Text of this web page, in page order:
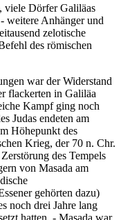
viele Dörfer Galiläas
weitere Anhänger und
zelotische
des römischen
war der Widerstand
flackerten in Galiläa
Kampf ging noch
Judas endeten am
Höhepunkt des
Krieg, der 70 n. Chr.
des Tempels
von Masada am
gehörten dazu)
noch drei Jahre lang